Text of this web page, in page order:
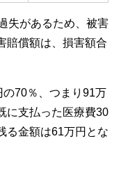
失があるため、被害
賠償額は、損害額合
70％、つまり91万
に支払った医療費30
る金額は61万円とな